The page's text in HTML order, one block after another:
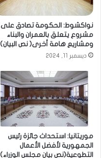
نواكشوط: الحكومة تصادق على
مشروع يتعلق بالعمران والبناء
ومشاريع هامة أخرى( نص البيان)
ديسمبر 11, 2024
موريتانيا: استحداث جائزة رئيس
الجمهورية لأفضل الأعمال
التطوعية(نص بيان مجلس الوزراء)